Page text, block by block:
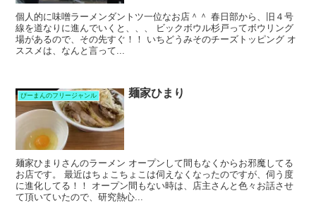
個人的に味噌ラーメンダントツ一位なお店＾＾ 春日部から、旧４号
線を道なりに進んでいくと、、、 ビックボウル杉戸ってボウリング
場があるので、その先すぐ！！ いちどうみそのチーズトッピング オ
ススメは、なんと言って...
ぴーまんのフリージャンル 麺家ひまり
麺家ひまりさんのラーメン オープンして間もなくからお邪魔してる
お店です。 最近はちょこちょこは伺えなくなったのですが、伺う度
に進化してる！！ オープン間もない時は、店主さんと色々お話させ
て頂いていたので、研究熱心...